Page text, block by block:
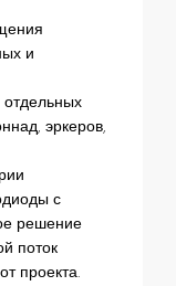
и
отдельных
эркеров,
с
решение
поток
проекта.